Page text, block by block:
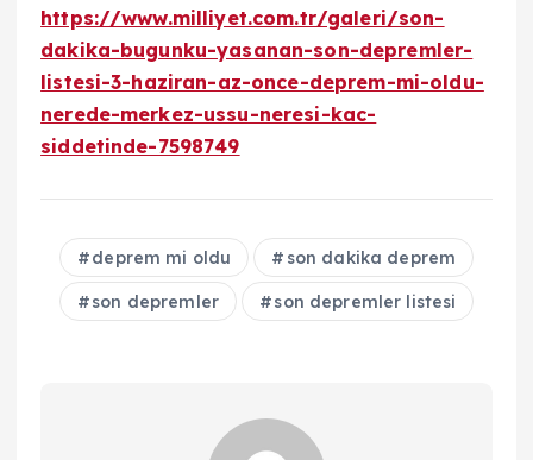
https://www.milliyet.com.tr/galeri/son-
dakika-bugunku-yasanan-son-depremler-
listesi-3-haziran-az-once-deprem-mi-oldu-
nerede-merkez-ussu-neresi-kac-
siddetinde-7598749
deprem mi oldu son dakika deprem
son depremler son depremler listesi